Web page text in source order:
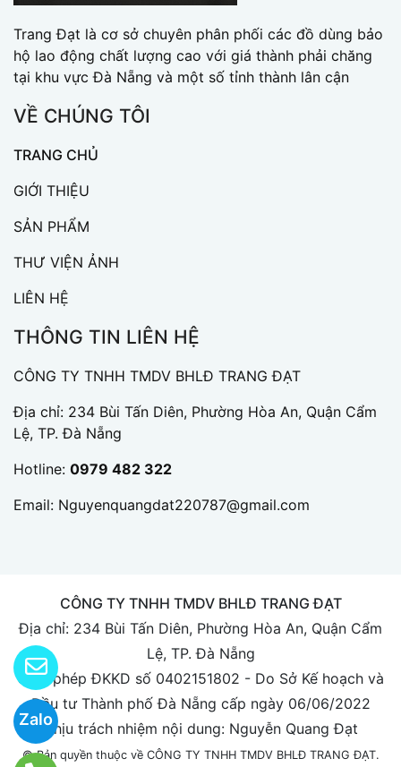
Zalo
Trang Đạt là cơ sở chuyên phân phối các đồ dùng bảo
hộ lao động chất lượng cao với giá thành phải chăng
tại khu vực Đà Nẵng và một số tỉnh thành lân cận
VỀ CHÚNG TÔI
TRANG CHỦ
GIỚI THIỆU
SẢN PHẨM
THƯ VIỆN ẢNH
LIÊN HỆ
THÔNG TIN LIÊN HỆ
CÔNG TY TNHH TMDV BHLĐ TRANG ĐẠT
Địa chỉ: 234 Bùi Tấn Diên, Phường Hòa An, Quận Cẩm
Lệ, TP. Đà Nẵng
Hotline: 0979 482 322
Email: Nguyenquangdat220787@gmail.com
CÔNG TY TNHH TMDV BHLĐ TRANG ĐẠT
Địa chỉ: 234 Bùi Tấn Diên, Phường Hòa An, Quận Cẩm
Lệ, TP. Đà Nẵng
Giấy phép ĐKKD số 0402151802 - Do Sở Kế hoạch và
Đầu tư Thành phố Đà Nẵng cấp ngày 06/06/2022
Chịu trách nhiệm nội dung: Nguyễn Quang Đạt
© Bản quyền thuộc về CÔNG TY TNHH TMDV BHLĐ TRANG ĐẠT.